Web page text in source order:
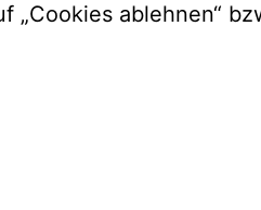
„Cookies ablehnen“